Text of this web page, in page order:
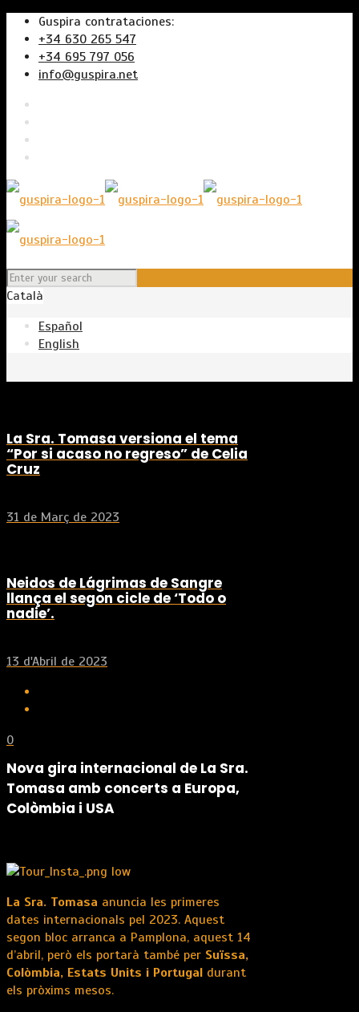
Guspira contrataciones:
+34 630 265 547
+34 695 797 056
info@guspira.net
Català
Español
English
La Sra. Tomasa versiona el tema
“Por si acaso no regreso” de Celia
Cruz
31 de Març de 2023
Neidos de Lágrimas de Sangre
llança el segon cicle de ‘Todo o
nadie’.
13 d'Abril de 2023
0
Nova gira internacional de La Sra.
Tomasa amb concerts a Europa,
Colòmbia i USA
La Sra. Tomasa anuncia les primeres
dates internacionals pel 2023. Aquest
segon bloc arranca a Pamplona, aquest 14
d’abril, però els portarà també per Suïssa,
Colòmbia, Estats Units i Portugal durant
els pròxims mesos.